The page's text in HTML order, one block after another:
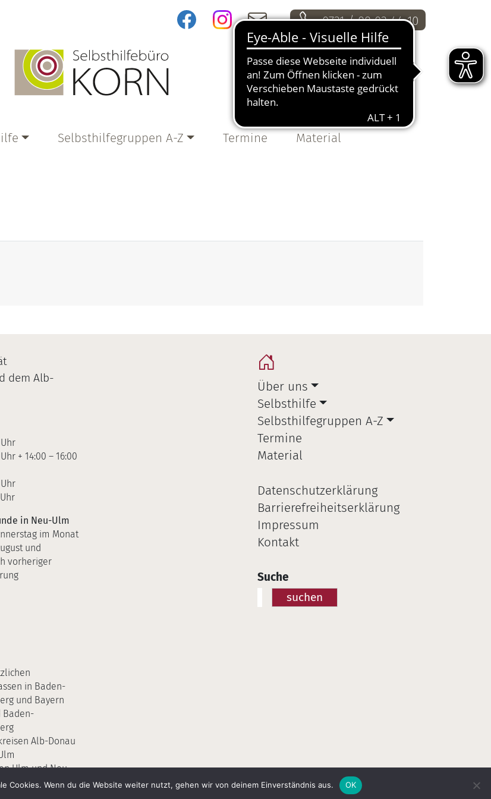
i 0731 / 88 03 44 10
Selbsthilfegruppen A-Z Termine Material
dem Alb-
+ 14:00 – 16:00
in Neu-Ulm
im Monat
und
vorheriger
Über uns
Selbsthilfe
Selbsthilfegruppen A-Z
Termine
Material
Datenschutzerklärung
Barrierefreiheitserklärung
Impressum
Kontakt
Suche
suchen
in Baden-
und Bayern
Baden-
Alb-Donau
Ulm und Neu-
Cookies. Wenn du die Website weiter nutzt, gehen wir von deinem Einverständnis aus. OK